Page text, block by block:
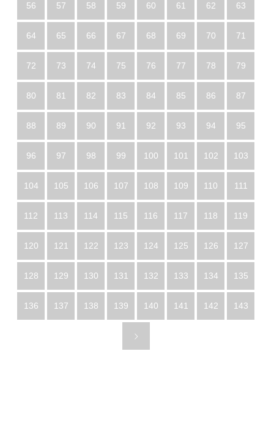
56 57 58 59 60 61 62 63
64 65 66 67 68 69 70 71
72 73 74 75 76 77 78 79
80 81 82 83 84 85 86 87
88 89 90 91 92 93 94 95
96 97 98 99 100 101 102 103
104 105 106 107 108 109 110 111
112 113 114 115 116 117 118 119
120 121 122 123 124 125 126 127
128 129 130 131 132 133 134 135
136 137 138 139 140 141 142 143